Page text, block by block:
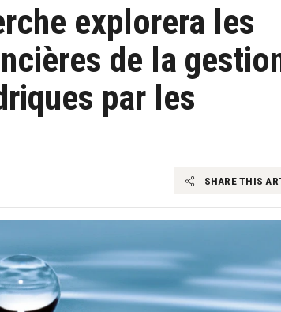
explorera les
de la
par les
SHARE THIS